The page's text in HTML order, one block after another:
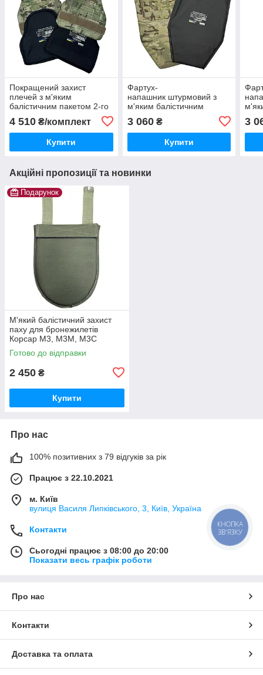
Покращений захист
плечей з м'яким
балістичним пакетом 2-го
8782:2018) у кольорі
мультикам
4 510 ₴/комплект
Купити
Фартух-
напашник штурмовий з
м'яким балістичним
захисту (ДСТУ 8782:2018)
у кольорі мультикам
3 060₴
Купити
у
3
Акційні пропозиції та новинки
Подарунок
М'який балістичний захист
паху для бронежилетів
Корсар М3, М3М, М3С
ТЕМП-3000
Готово до відправки
2 450 ₴
Купити
Про нас
100% позитивних з 79 відгуків за рік
Працює з 22.10.2021
м. Київ
вулиця Василя Липківського, 3, Київ, Україна
Контакти
Сьогодні працює з 08:00 до 20:00
Показати весь графік роботи
Про нас
Контакти
Доставка та оплата
КНОПКА
ЗВ'ЯЗКУ